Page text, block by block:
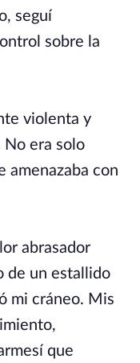
seguí
sobre la
violenta y
No era solo
amenazaba con
abrasador
de un estallido
mi cráneo. Mis
que